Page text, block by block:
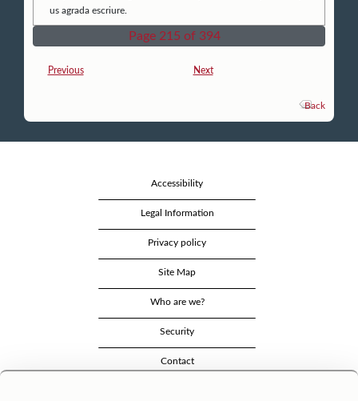
us agrada escriure.
Page 215 of 394
Previous Next
Back
Accessibility
Legal Information
Privacy policy
Site Map
Who are we?
Security
Contact